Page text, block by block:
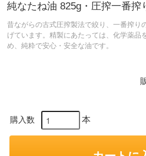
純なたね油 825g・圧搾一番搾
昔ながらの古式圧搾製法で絞り、一番搾り
げています。精製にあたっては、化学薬品
め、純粋で安心・安全な油です。
購入数 本